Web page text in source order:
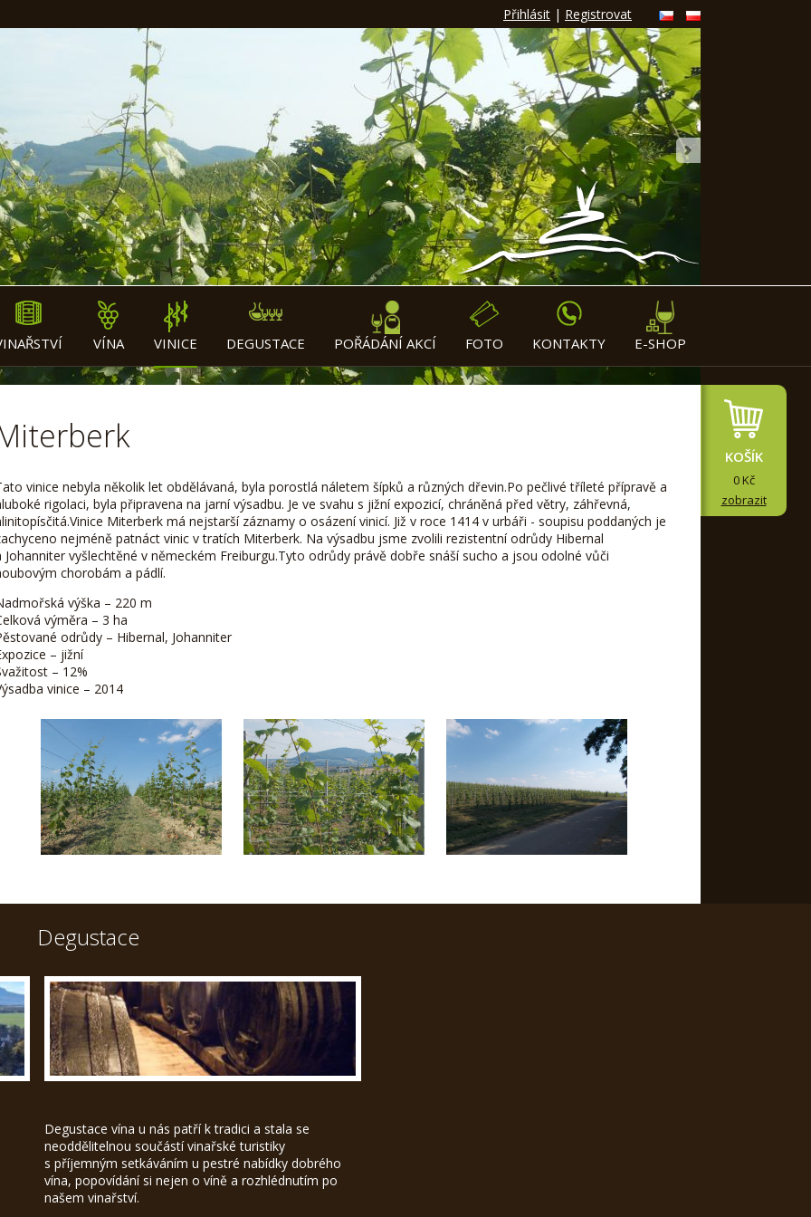
Přihlásit | Registrovat
VÍNA VINICE DEGUSTACE POŘÁDÁNÍ AKCÍ FOTO KONTAKTY E-SHOP
vinice nebyla několik let obdělávaná, byla porostlá náletem šípků a různých dřevin.Po pečlivé tříleté přípravě a
rigolaci, byla připravena na jarní výsadbu. Je ve svahu s jižní expozicí, chráněná před větry, záhřevná,
Vinice Miterberk má nejstarší záznamy o osázení vinicí. Již v roce 1414 v urbáři - soupisu poddaných je
nejméně patnáct vinic v tratích Miterberk. Na výsadbu jsme zvolili rezistentní odrůdy Hibernal
Johanniter vyšlechtěné v německém Freiburgu.Tyto odrůdy právě dobře snáší sucho a jsou odolné vůči
chorobám a pádlí.
výška – 220 m
výměra – 3 ha
odrůdy – Hibernal, Johanniter
– jižní
– 12%
vinice – 2014
KOŠÍK
0 Kč
zobrazit
Degustace
Degustace vína u nás patří k tradici a stala se
neoddělitelnou součástí vinařské turistiky
s příjemným setkáváním u pestré nabídky dobrého
vína, popovídání si nejen o víně a rozhlédnutím po
našem vinařství.